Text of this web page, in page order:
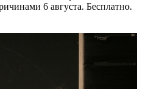
6 августа. Бесплатно.